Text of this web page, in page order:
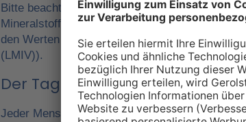
Bitte beachte, dass es sich bei den Angaben in
Mineralstoffen um Referenzwertehandelt. Wir
den Werten der Europäischen Union (EU-
(LMIV)).
Der Tagesbedarf an Mineralien
Jeder Mensch hat einen individuellen Bedarf